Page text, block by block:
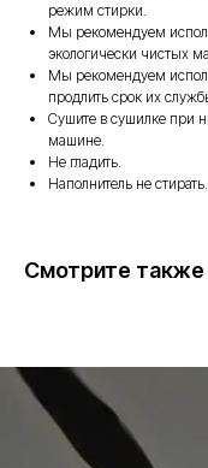
режим стирки.
Мы рекомендуем
экологически чистых
Мы рекомендуем
продлить срок их
Сушите в сушилке при
машине.
Не гладить.
Наполнитель не стирать.
Смотрите также
Получите бесплатную
нашего специалиста
Есть вопросы по
выбору товара?